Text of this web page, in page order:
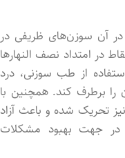
آن سوزن‌های ظریفی در
در امتداد نصف النهارها
از طب سوزنی، درد
را برطرف کند. همچنین با
تحریک شد‌ه و باعث آزاد
در جهت بهبود مشکلات